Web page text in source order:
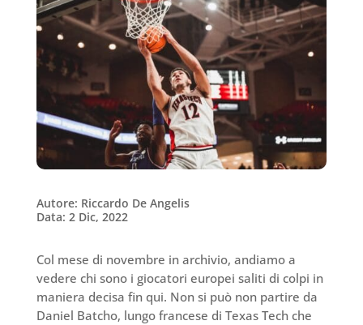
Autore: Riccardo De Angelis
Data: 2 Dic, 2022
Col mese di novembre in archivio, andiamo a
vedere chi sono i giocatori europei saliti di colpi in
maniera decisa fin qui. Non si può non partire da
Daniel Batcho, lungo francese di Texas Tech che